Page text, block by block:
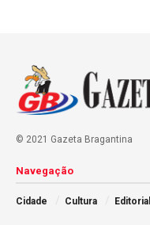
© 2021 Gazeta Bragantina
Navegação
Cidade Cultura Editorial